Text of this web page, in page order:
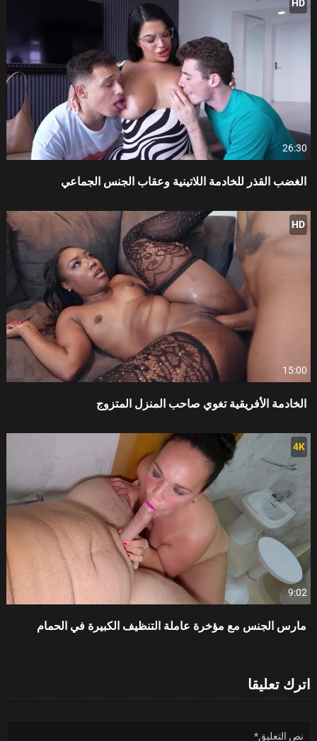
HD
26:30
الغضب القذر للخادمة اللاتينية وعقاب الجنس الجماعي
HD
15:00
الخادمة الأفريقية تغوي صاحب المنزل المتزوج
4K
9:02
مارس الجنس مع مؤخرة عاملة التنظيف الكبيرة في الحمام
اترك تعليقا